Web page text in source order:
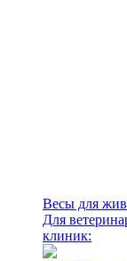
Весы для
Для
клиник: